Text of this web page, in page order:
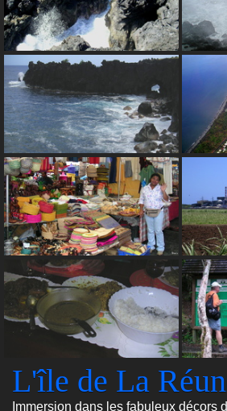
L'île de La
Immersion dans les fabuleux décors